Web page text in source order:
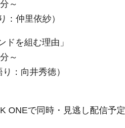
～
：仲里依紗）
ドを組む理由」
～
：向井秀徳）
ONEで同時・見逃し配信予定